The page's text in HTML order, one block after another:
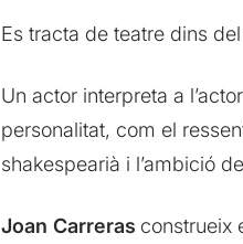
Es tracta de teatre dins
Un actor interpreta a
personalitat, com el
shakespearià i l’ambició
Joan Carreras construeix